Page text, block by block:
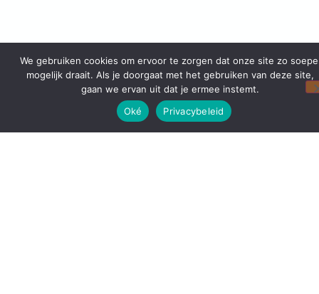
We gebruiken cookies om ervoor te zorgen dat onze site zo
mogelijk draait. Als je doorgaat met het gebruiken van deze site,
gaan we ervan uit dat je ermee instemt.
Oké
Privacybeleid